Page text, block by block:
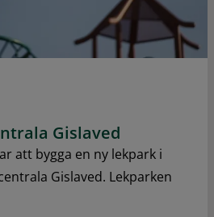
Gislaved
att bygga en ny lekpark i
Gislaved. Lekparken